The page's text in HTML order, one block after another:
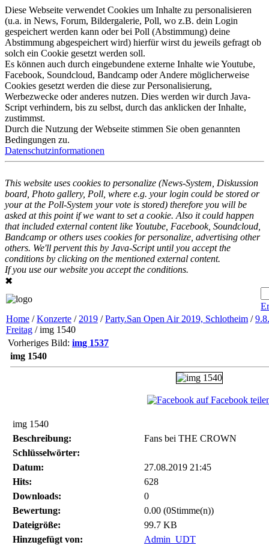
Diese Webseite verwendet Cookies um Inhalte zu personalisieren
(u.a. in News, Forum, Bildergalerie, Poll, wo z.B. dein Login
gespeichert werden kann oder bei Poll (Abstimmung) deine
Abstimmung abgespeichert wird) hierfür wirst du jeweils gefragt ob
solch ein Cookie gesetzt werden soll.
Es können auch durch eingebundene externe Inhalte wie Youtube,
Facebook, Soundcloud, Bandcamp oder Andere möglicherweise
Cookies gesetzt werden die diese zur Personalisierung,
Werbezwecke oder anderes nutzen. Dies werden wir durch Java-
Script verhindern, bis zu selbst, durch das anklicken der Inhalte,
zustimmst.
Durch die Nutzung der Webseite stimmen Sie oben genannten
Bedingungen zu.
Datenschutzinformationen
This website uses cookies to personalize (News-System, Diskussion
board, Photo gallery, Poll, where e.g. your login could be stored or
your at the Poll-System your vote is stored) therefore you will be
asked at this point if we want to set a cookie. Also it could happen
that included external content like Youtube, Facebook, Soundcloud,
Bandcamp or others uses cookies for personalize, advertising other
others. We'll pervent this by Java-Script until you accept the
conditions by clicking on the mentioned external content.
If you use our website you accept the conditions.
✖
Home /Konzerte / 2019 /Party.San Open Air 2019, Schlotheim /
Freitag / img 1540
Vorheriges Bild: img 1537
img 1540
auf Facebook
img 1540
Beschreibung:
Fans bei THE CROWN
Schlüsselwörter:
Datum:
27.08.2019 21:45
Hits:
628
Downloads:
0
Bewertung:
0.00 (0Stimme(n))
Dateigröße:
99.7 KB
Hinzugefügt von:
Admin_UDT